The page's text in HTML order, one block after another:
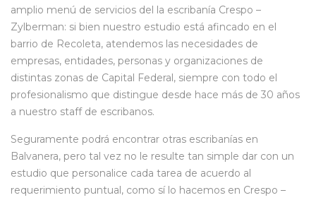
amplio menú de servicios del la escribanía Crespo –
Zylberman: si bien nuestro estudio está afincado en el
barrio de Recoleta, atendemos las necesidades de
empresas, entidades, personas y organizaciones de
distintas zonas de Capital Federal, siempre con todo el
profesionalismo que distingue desde hace más de 30 años
a nuestro staff de escribanos.
Seguramente podrá encontrar otras escribanías en
Balvanera, pero tal vez no le resulte tan simple dar con un
estudio que personalice cada tarea de acuerdo al
requerimiento puntual, como sí lo hacemos en Crespo –